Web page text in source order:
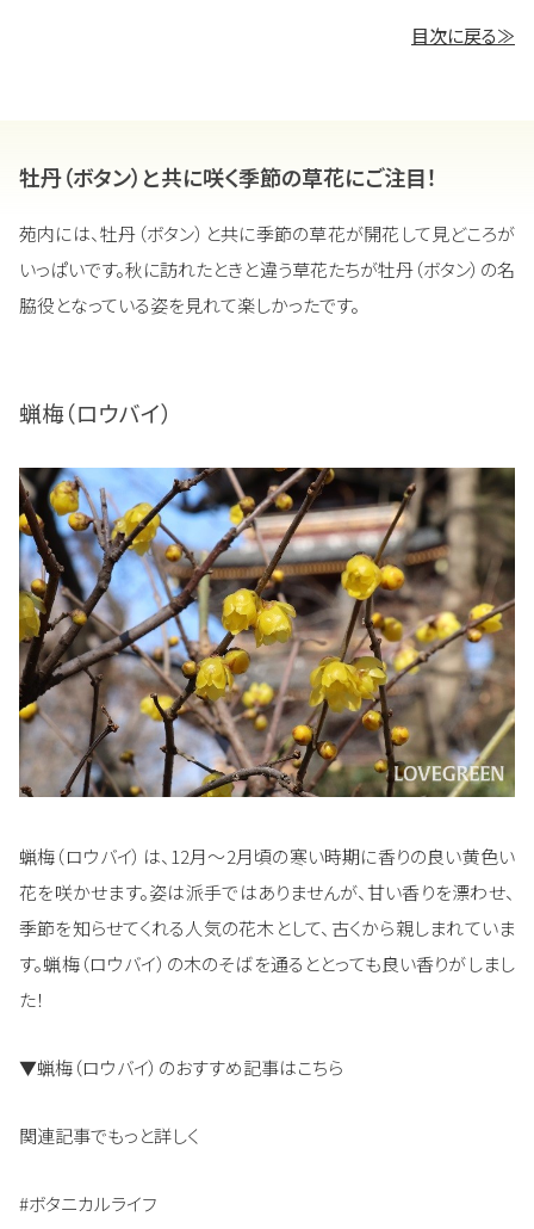
目次に戻る≫
牡丹（ボタン）と共に咲く季節の草花にご注目！
苑内には、牡丹（ボタン）と共に季節の草花が開花して見どころが
いっぱいです。秋に訪れたときと違う草花たちが牡丹（ボタン）の名
脇役となっている姿を見れて楽しかったです。
蝋梅（ロウバイ）
蝋梅（ロウバイ）は、12月～2月頃の寒い時期に香りの良い黄色い
花を咲かせます。姿は派手ではありませんが、甘い香りを漂わせ、
季節を知らせてくれる人気の花木として、古くから親しまれていま
す。蝋梅（ロウバイ）の木のそばを通るととっても良い香りがしまし
た！
▼蝋梅（ロウバイ）のおすすめ記事はこちら
関連記事でもっと詳しく
#ボタニカルライフ